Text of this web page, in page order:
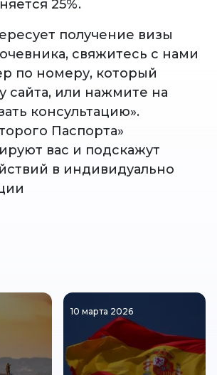
25%.
получение визы
свяжитесь с нами
по номеру, который
сайта, или нажмите на
консультацию».
Паспорта»
вас и подскажут
в индивидуально
10 марта 2026